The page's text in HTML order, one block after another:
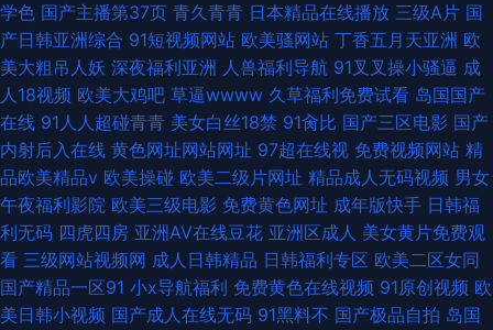
学色 国产主播第37页 青久青青 日本精品在线播放 三级A片 国
产日韩亚洲综合 91短视频网站 欧美骚网站 丁香五月天亚洲 欧
美大粗吊人妖 深夜福利亚洲 人兽福利导航 91叉叉操小骚逼 成
人18视频 欧美大鸡吧 草逼wwww 久草福利免费试看 岛国国产
在线 91人人超碰青青 美女白丝18禁 91肏比 国产三区电影 国产
内射后入在线 黄色网址网站网址 97超在线视 免费视频网站 精
品欧美精品v 欧美操碰 欧美二级片网址 精品成人无码视频 男女
午夜福利影院 欧美三级电影 免费黄色网址 成年版快手 日韩福
利无码 四虎四房 亚洲AV在线豆花 亚洲区成人 美女黄片免费观
看 三级网站视频网 成人日韩精品 日韩福利专区 欧美二区女同
国产精品一区91 小x导航福利 免费黄色在线视频 91原创视频 欧
美日韩小视频 国产成人在线无码 91黑料不 国产极品自拍 岛国